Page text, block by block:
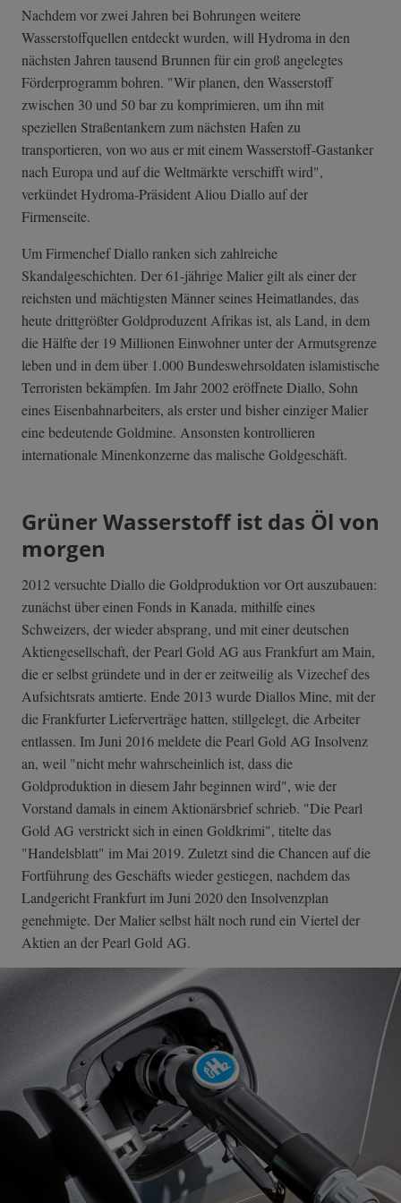
Nachdem vor zwei Jahren bei Bohrungen weitere
Wasserstoffquellen entdeckt wurden, will Hydroma in den
nächsten Jahren tausend Brunnen für ein groß angelegtes
Förderprogramm bohren. "Wir planen, den Wasserstoff
zwischen 30 und 50 bar zu komprimieren, um ihn mit
speziellen Straßentankern zum nächsten Hafen zu
transportieren, von wo aus er mit einem Wasserstoff-Gastanker
nach Europa und auf die Weltmärkte verschifft wird",
verkündet Hydroma-Präsident Aliou Diallo auf der
Firmenseite.
Um Firmenchef Diallo ranken sich zahlreiche
Skandalgeschichten. Der 61-jährige Malier gilt als einer der
reichsten und mächtigsten Männer seines Heimatlandes, das
heute drittgrößter Goldproduzent Afrikas ist, als Land, in dem
die Hälfte der 19 Millionen Einwohner unter der Armutsgrenze
leben und in dem über 1.000 Bundeswehrsoldaten islamistische
Terroristen bekämpfen. Im Jahr 2002 eröffnete Diallo, Sohn
eines Eisenbahnarbeiters, als erster und bisher einziger Malier
eine bedeutende Goldmine. Ansonsten kontrollieren
internationale Minenkonzerne das malische Goldgeschäft.
Grüner Wasserstoff ist das Öl von
morgen
2012 versuchte Diallo die Goldproduktion vor Ort auszubauen:
zunächst über einen Fonds in Kanada, mithilfe eines
Schweizers, der wieder absprang, und mit einer deutschen
Aktiengesellschaft, der Pearl Gold AG aus Frankfurt am Main,
die er selbst gründete und in der er zeitweilig als Vizechef des
Aufsichtsrats amtierte. Ende 2013 wurde Diallos Mine, mit der
die Frankfurter Lieferverträge hatten, stillgelegt, die Arbeiter
entlassen. Im Juni 2016 meldete die Pearl Gold AG Insolvenz
an, weil "nicht mehr wahrscheinlich ist, dass die
Goldproduktion in diesem Jahr beginnen wird", wie der
Vorstand damals in einem Aktionärsbrief schrieb. "Die Pearl
Gold AG verstrickt sich in einen Goldkrimi", titelte das
"Handelsblatt" im Mai 2019. Zuletzt sind die Chancen auf die
Fortführung des Geschäfts wieder gestiegen, nachdem das
Landgericht Frankfurt im Juni 2020 den Insolvenzplan
genehmigte. Der Malier selbst hält noch rund ein Viertel der
Aktien an der Pearl Gold AG.